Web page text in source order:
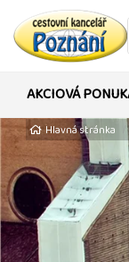
AKCIOVÁ
Hlavná stránka